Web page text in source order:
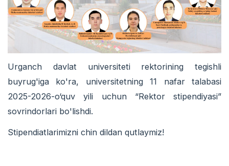
Urganch davlat universiteti rektorining tegishli
buyrug'iga ko'ra, universitetning 11 nafar talabasi
2025-2026-o‘quv yili uchun “Rektor stipendiyasi”
sovrindorlari bo'lishdi.
Stipendiatlarimizni chin dildan qutlaymiz!